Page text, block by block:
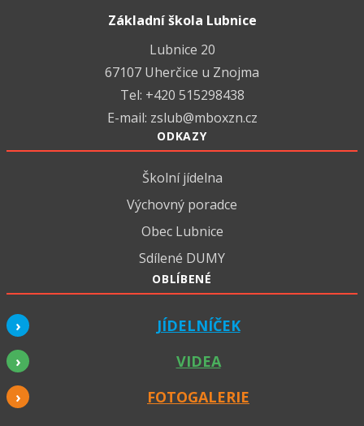
Základní škola Lubnice
Lubnice 20
67107 Uherčice u Znojma
Tel: +420 515298438
E-mail: zslub@mboxzn.cz
ODKAZY
Školní jídelna
Výchovný poradce
Obec Lubnice
Sdílené DUMY
OBLÍBENÉ
JÍDELNÍČEK
VIDEA
FOTOGALERIE